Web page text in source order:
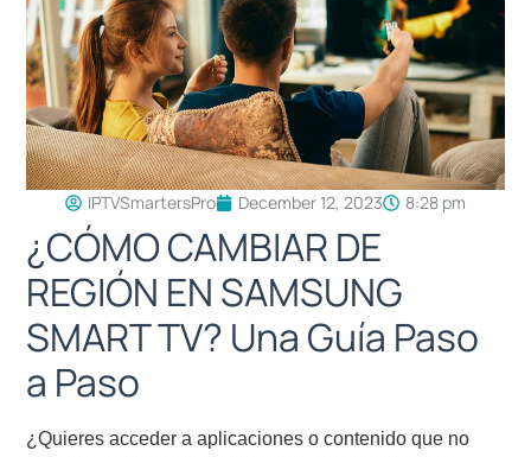
IPTVSmartersPro December 12, 2023 8:28 pm
¿CÓMO CAMBIAR DE
REGIÓN EN SAMSUNG
SMART TV? Una Guía Paso
a Paso
¿Quieres acceder a aplicaciones o contenido que no